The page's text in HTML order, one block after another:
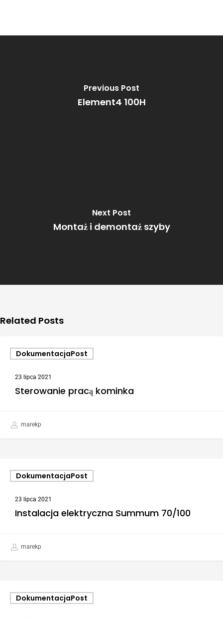
Previous Post
Element4 100H
Next Post
Montaż i demontaż szyby
Related Posts
DokumentacjaPost
23 lipca 2021
Sterowanie pracą kominka
marekp
DokumentacjaPost
23 lipca 2021
Instalacja elektryczna Summum 70/100
marekp
DokumentacjaPost